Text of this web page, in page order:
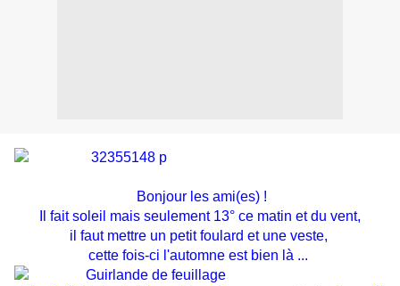
Bonjour les ami(es) !
Il fait soleil mais seulement 13° ce matin et du vent,
il faut mettre un petit foulard et une veste,
cette fois-ci l'automne est bien là ...